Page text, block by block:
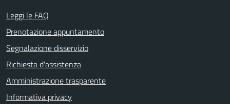
Leggi le FAQ
Prenotazione appuntamento
Segnalazione disservizio
Richiesta d'assistenza
Amministrazione trasparente
Informativa privacy